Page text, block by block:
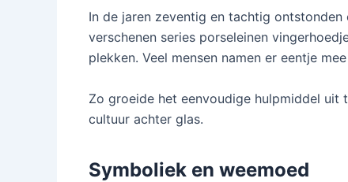
In de jaren zeventig en tachtig
verschenen series porseleinen
plekken. Veel mensen namen er eentje
Zo groeide het eenvoudige hulpmiddel uit
cultuur achter glas.
Symboliek en weemoed